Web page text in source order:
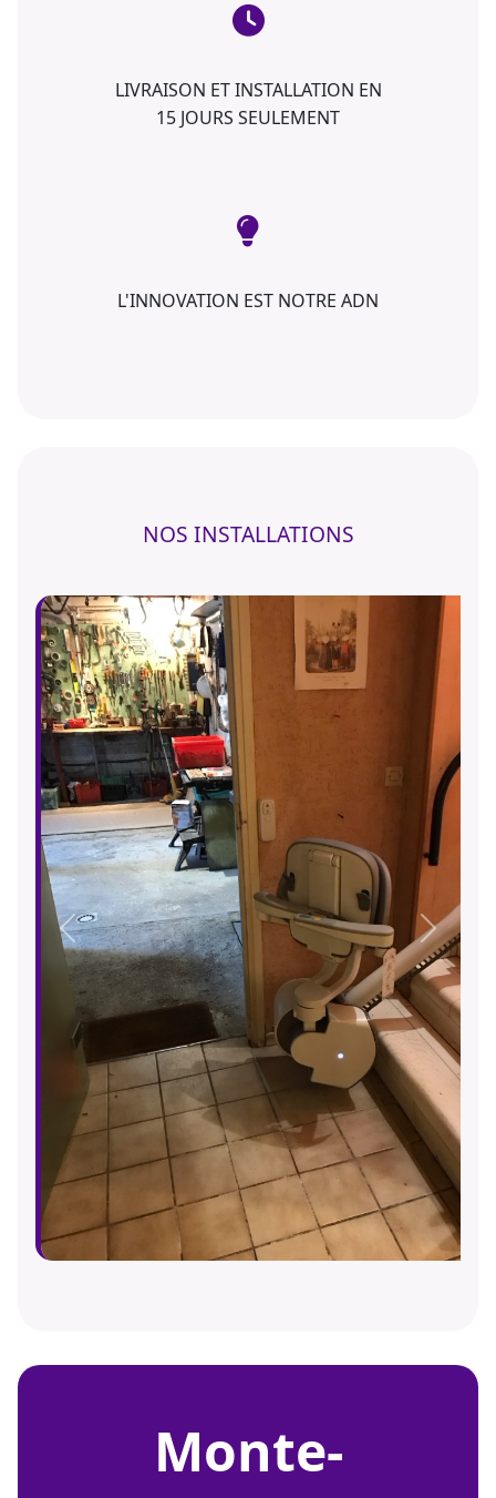
LIVRAISON ET INSTALLATION EN
15 JOURS SEULEMENT
L'INNOVATION EST NOTRE ADN
NOS INSTALLATIONS
Précédent Suivant
monte-